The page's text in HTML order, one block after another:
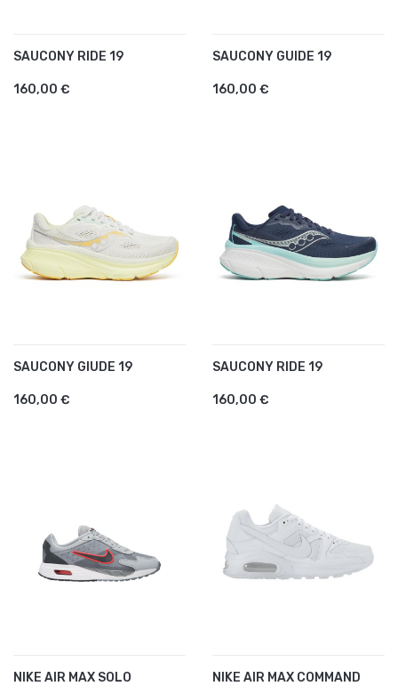
SAUCONY RIDE 19
160,00 €
SAUCONY GUIDE 19
160,00 €
SAUCONY GIUDE 19
160,00 €
SAUCONY RIDE 19
160,00 €
NIKE AIR MAX SOLO NIKE AIR MAX COMMAND